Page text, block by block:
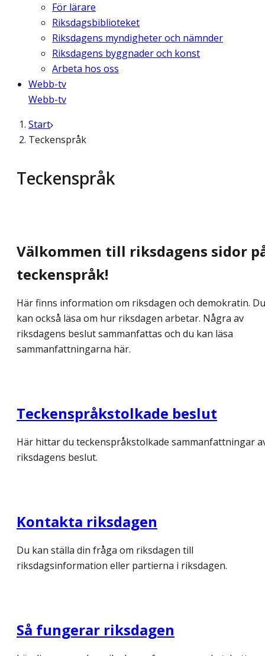
För lärare
Riksdagsbiblioteket
Riksdagens myndigheter och nämnder
Riksdagens byggnader och konst
Arbeta hos oss
Webb-tv
Webb-tv
Start
Teckenspråk
Teckenspråk
Välkommen till riksdagens sidor
teckenspråk!
Här finns information om riksdagen och demokratin. Du
kan också läsa om hur riksdagen arbetar. Några av
riksdagens beslut sammanfattas och du kan läsa
sammanfattningarna här.
Teckenspråkstolkade beslut
Här hittar du teckenspråkstolkade sammanfattningar
riksdagens beslut.
Kontakta riksdagen
Du kan ställa din fråga om riksdagen till
riksdagsinformation eller partierna i riksdagen.
Så fungerar riksdagen